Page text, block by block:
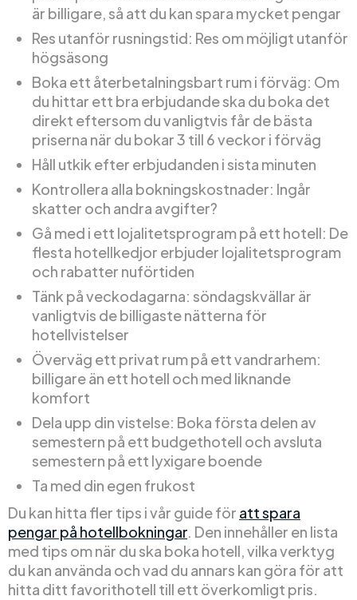
är billigare, så att du kan spara mycket pengar
Res utanför rusningstid: Res om möjligt utanför
högsäsong
Boka ett återbetalningsbart rum i förväg: Om
du hittar ett bra erbjudande ska du boka det
direkt eftersom du vanligtvis får de bästa
priserna när du bokar 3 till 6 veckor i förväg
Håll utkik efter erbjudanden i sista minuten
Kontrollera alla bokningskostnader: Ingår
skatter och andra avgifter?
Gå med i ett lojalitetsprogram på ett hotell: De
flesta hotellkedjor erbjuder lojalitetsprogram
och rabatter nuförtiden
Tänk på veckodagarna: söndagskvällar är
vanligtvis de billigaste nätterna för
hotellvistelser
Överväg ett privat rum på ett vandrarhem:
billigare än ett hotell och med liknande
komfort
Dela upp din vistelse: Boka första delen av
semestern på ett budgethotell och avsluta
semestern på ett lyxigare boende
Ta med din egen frukost
Du kan hitta fler tips i vår guide för att spara
pengar på hotellbokningar. Den innehåller en lista
med tips om när du ska boka hotell, vilka verktyg
du kan använda och vad du annars kan göra för att
hitta ditt favorithotell till ett överkomligt pris.